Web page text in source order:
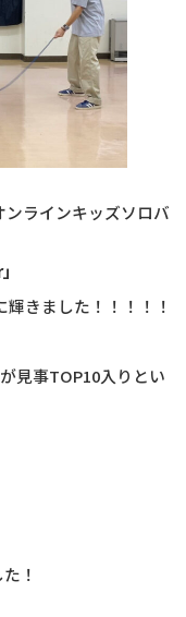
ラインキッズソロバ
きました！！！！！
見事TOP10入りとい
！